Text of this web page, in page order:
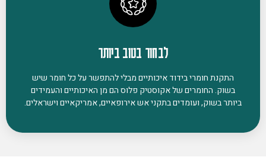
לבחור בטוב ביותר
התקנת חומרי בידוד איכותיים מבלי להתפשר על כל חומר שיש
בשוק. החומרים של אקוסטיק פלוס הם מן האיכותיים והעמידים
ביותר בשוק, ועומדים בתקני אש אירופאיים, אמריקאיים וישראלים.